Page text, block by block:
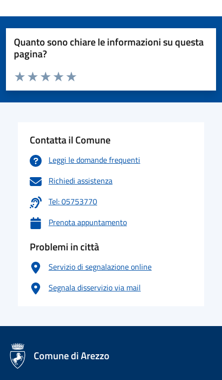
Quanto sono chiare le informazioni su questa
pagina?
Valuta da 1 a 5 stelle la pagina
Valuta 5 stelle su 5
Valuta 4 stelle su 5
Valuta 3 stelle su 5
Valuta 2 stelle su 5
Valuta 1 stelle su 5
Contatta il Comune
Leggi le domande frequenti
Richiedi assistenza
Tel: 05753770
Prenota appuntamento
Problemi in città
Servizio di segnalazione online
Segnala disservizio via mail
logo Unione Europea
Comune di Arezzo